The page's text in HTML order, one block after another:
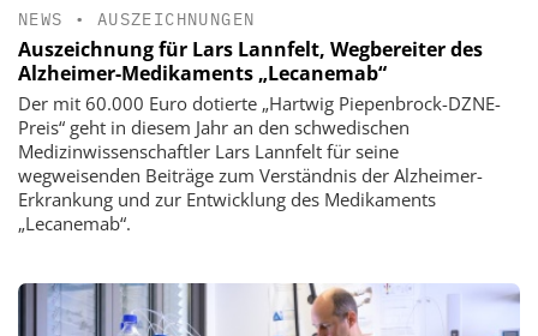
NEWS • AUSZEICHNUNGEN
Auszeichnung für Lars Lannfelt, Wegbereiter des
Alzheimer-Medikaments „Lecanemab“
Der mit 60.000 Euro dotierte „Hartwig Piepenbrock-DZNE-
Preis“ geht in diesem Jahr an den schwedischen
Medizinwissenschaftler Lars Lannfelt für seine
wegweisenden Beiträge zum Verständnis der Alzheimer-
Erkrankung und zur Entwicklung des Medikaments
„Lecanemab“.